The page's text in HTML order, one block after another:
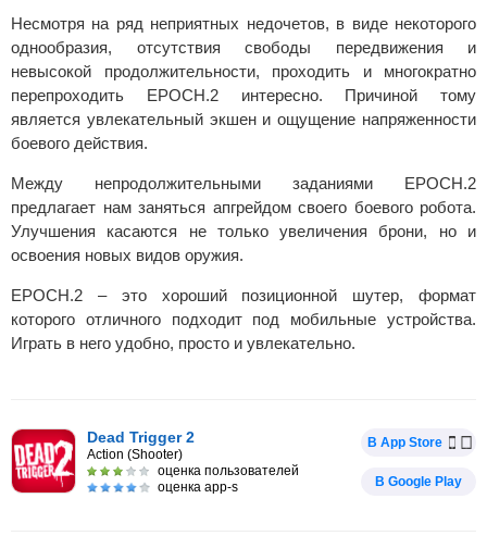
Несмотря на ряд неприятных недочетов, в виде некоторого
однообразия, отсутствия свободы передвижения и
невысокой продолжительности, проходить и многократно
перепроходить EPOCH.2 интересно. Причиной тому
является увлекательный экшен и ощущение напряженности
боевого действия.
Между непродолжительными заданиями EPOCH.2
предлагает нам заняться апгрейдом своего боевого робота.
Улучшения касаются не только увеличения брони, но и
освоения новых видов оружия.
EPOCH.2 – это хороший позиционной шутер, формат
которого отличного подходит под мобильные устройства.
Играть в него удобно, просто и увлекательно.
Dead Trigger 2
Action (Shooter)
оценка пользователей
оценка app-s
В App Store
В Google Play